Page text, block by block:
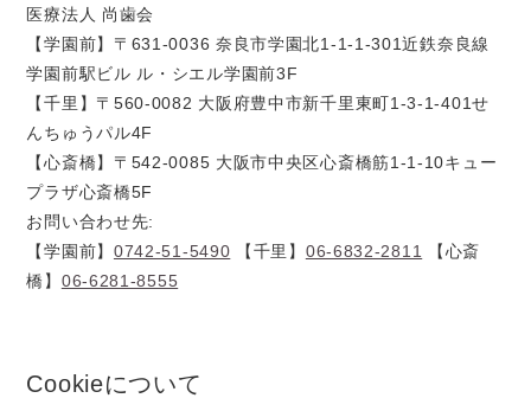
医療法人 尚歯会
【学園前】〒631-0036 奈良市学園北1-1-1-301近鉄奈良線
学園前駅ビル ル・シエル学園前3F
【千里】〒560-0082 大阪府豊中市新千里東町1-3-1-401せ
んちゅうパル4F
【心斎橋】〒542-0085 大阪市中央区心斎橋筋1-1-10キュー
プラザ心斎橋5F
お問い合わせ先:
【学園前】 0742-51-5490 【千里】 06-6832-2811
【心斎
橋】 06-6281-8555
Cookieについて